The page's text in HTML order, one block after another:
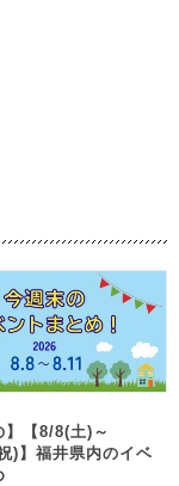
】【8/8(土)～
)】福井県内のイベ